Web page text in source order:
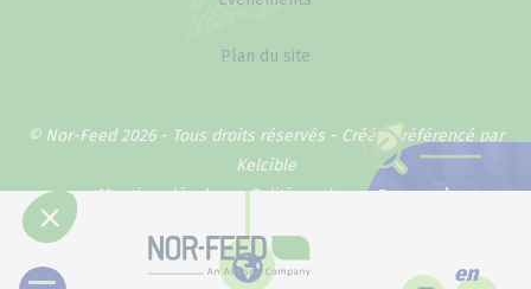
Pourquoi
Plan du site
© Nor-Feed 2026 - Tous droits réservés - Créé et référencé par
Kelcible
Mentions légales
Politique de confidentialité
en